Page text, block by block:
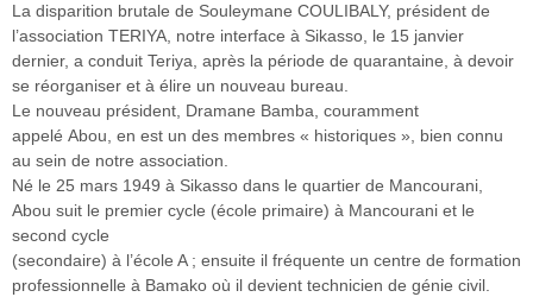
La disparition brutale de Souleymane COULIBALY, président de
l’association TERIYA, notre interface à Sikasso, le 15 janvier
dernier, a conduit Teriya, après la période de quarantaine, à devoir
se réorganiser et à élire un nouveau bureau.
Le nouveau président, Dramane Bamba, couramment
appelé Abou, en est un des membres « historiques », bien connu
au sein de notre association.
Né le 25 mars 1949 à Sikasso dans le quartier de Mancourani,
Abou suit le premier cycle (école primaire) à Mancourani et le
second cycle
(secondaire) à l’école A ; ensuite il fréquente un centre de formation
professionnelle à Bamako où il devient technicien de génie civil.